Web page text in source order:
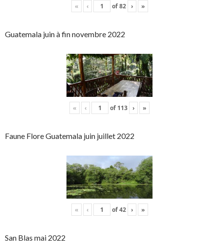
« ‹ of82 › »
Guatemala juin à fin novembre 2022
« ‹ of 113 › »
Faune Flore Guatemala juin juillet 2022
« ‹ of42 › »
San Blas mai 2022